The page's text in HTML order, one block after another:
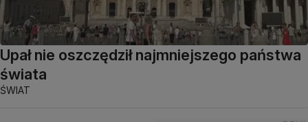
Upał nie oszczędził najmniejszego państwa
świata
ŚWIAT